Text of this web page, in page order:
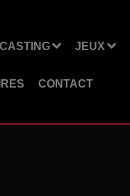
CASTING JEUX
CONTACT